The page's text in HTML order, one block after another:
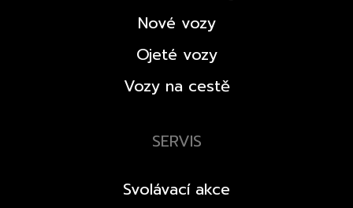
Nové vozy
Ojeté vozy
Vozy na cestě
SERVIS
Svolávací akce